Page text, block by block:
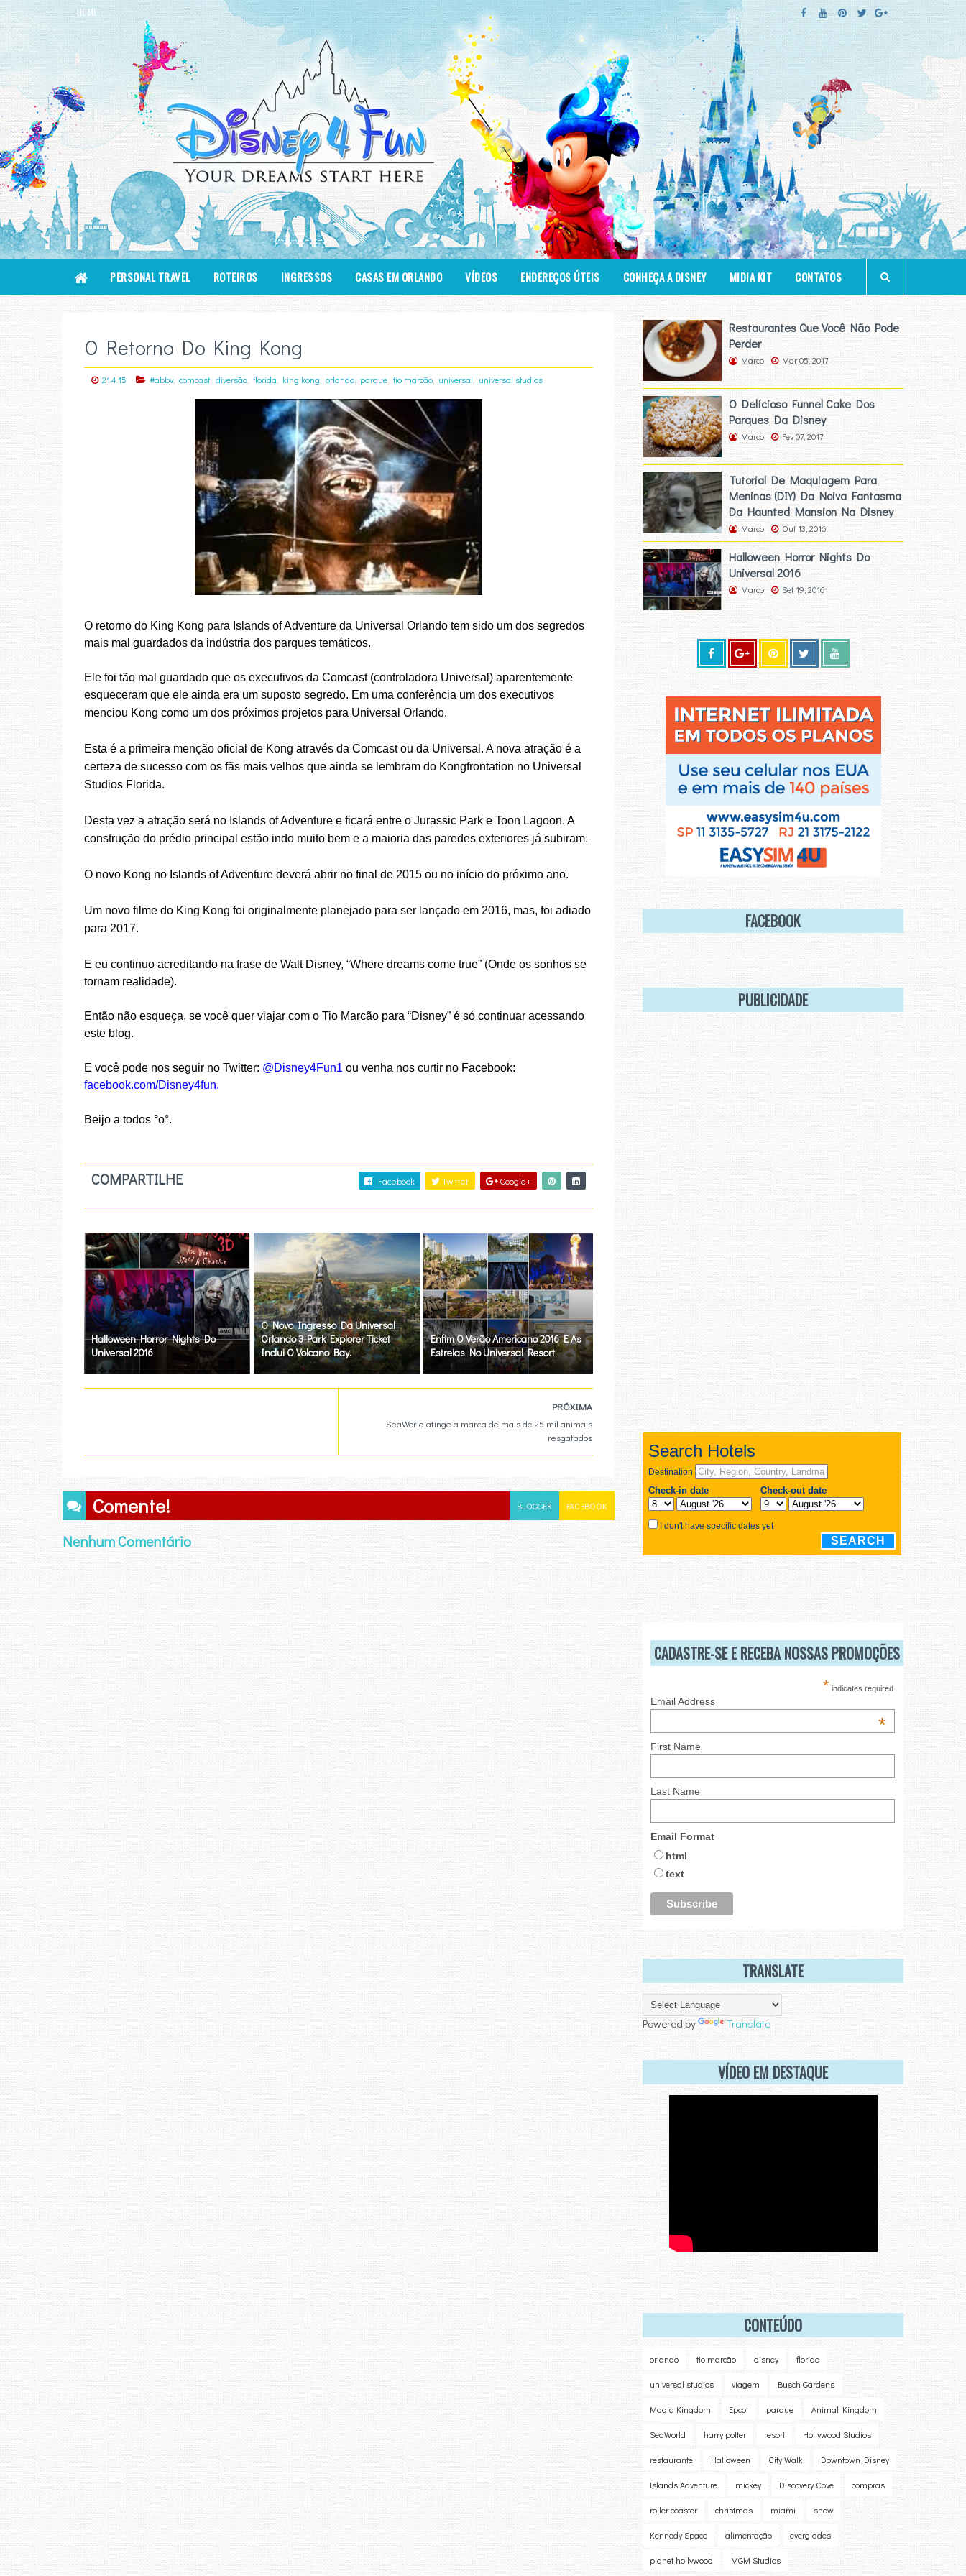
HOME
PERSONAL TRAVEL ROTEIROS INGRESSOS CASAS EM ORLANDO VÍDEOS ENDEREÇOS ÚTEIS CONHEÇA A DISNEY MIDIA KIT CONTATOS
O Retorno Do King Kong
21.4.15 #abbv comcast, diversão florida king kong orlando parque tio marcão universal universal studios
O retorno do King Kong para Islands of Adventure da Universal Orlando tem sido um dos segredos
mais mal guardados da indústria dos parques temáticos.
Ele foi tão mal guardado que os executivos da Comcast (controladora Universal) aparentemente
esqueceram que ele ainda era um suposto segredo. Em uma conferência um dos executivos
menciou Kong como um dos próximos projetos para Universal Orlando.
Esta é a primeira menção oficial de Kong através da Comcast ou da Universal. A nova atração é a
certeza de sucesso com os fãs mais velhos que ainda se lembram do Kongfrontation no Universal
Studios Florida.
Desta vez a atração será no Islands of Adventure e ficará entre o Jurassic Park e Toon Lagoon. A
construção do prédio principal estão indo muito bem e a maioria das paredes exteriores já subiram.
O novo Kong no Islands of Adventure deverá abrir no final de 2015 ou no início do próximo ano.
Um novo filme do King Kong foi originalmente planejado para ser lançado em 2016, mas, foi adiado
para 2017.
E eu continuo acreditando na frase de Walt Disney, “Where dreams come true” (Onde os sonhos se
tornam realidade).
Então não esqueça, se você quer viajar com o Tio Marcão para “Disney” é só continuar acessando
este blog.
E você pode nos seguir no Twitter: @Disney4Fun1 ou venha nos curtir no Facebook:
facebook.com/Disney4fun.
Beijo a todos °o°.
COMPARTILHE Facebook Twitter Google+
Halloween Horror Nights Do
Universal 2016
O Novo Ingresso Da Universal
Orlando 3-Park Explorer Ticket
Inclui O Volcano Bay.
Enfim O Verão Americano 2016 E As
Estreias No Universal Resort
PRÓXIMA
SeaWorld atinge a marca de mais de 25 mil animais
resgatados
Comente! BLOGGER FACEBOOK
Nenhum Comentário
Restaurantes Que Você Não Pode
Perder
Marco Mar 05, 2017
O Delícioso Funnel Cake Dos
Parques Da Disney
Marco Fev 07, 2017
Tutorial De Maquiagem Para
Meninas (DIY) Da Noiva Fantasma
Da Haunted Mansion Na Disney
Marco Out 13, 2016
Halloween Horror Nights Do
Universal 2016
Marco Set 19, 2016
FACEBOOK
PUBLICIDADE
CADASTRE-SE E RECEBA NOSSAS PROMOÇÕES
* indicates required
Email Address
*
First Name
Last Name
Email Format
html
text
TRANSLATE
Powered by Translate
VÍDEO EM DESTAQUE
CONTEÚDO
orlando tio marcão disney florida
universal studios viagem Busch Gardens
Magic Kingdom Epcot parque Animal Kingdom
SeaWorld harry potter resort Hollywood Studios
restaurante Halloween City Walk Downtown Disney
Islands Adventure mickey Discovery Cove compras
roller coaster christmas miami show
Kennedy Space alimentação everglades
planet hollywood MGM Studios